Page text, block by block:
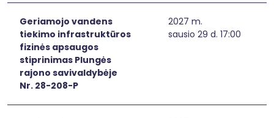
Geriamojo vandens
tiekimo infrastruktūros
fizinės apsaugos
stiprinimas Plungės
rajono savivaldybėje
Nr. 28-208-P
2027 m.
sausio 29 d. 17:00